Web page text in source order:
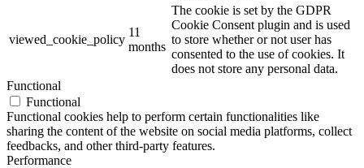
viewed_cookie_policy
11
months
The cookie is set by the GDPR
Cookie Consent plugin and is used
to store whether or not user has
consented to the use of cookies. It
does not store any personal data.
Functional
Functional
Functional cookies help to perform certain functionalities like
sharing the content of the website on social media platforms, collect
feedbacks, and other third-party features.
Performance